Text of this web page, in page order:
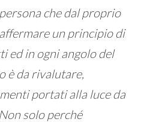
che dal proprio
un principio di
ed in ogni angolo del
è da rivalutare,
portati alla luce da
solo perché